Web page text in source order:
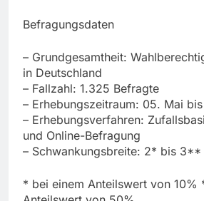
Befragungsdaten
– Grundgesamtheit:
in Deutschland
– Fallzahl: 1.325 Befragte
– Erhebungszeitraum: 05. Mai
– Erhebungsverfahren:
und Online-Befragung
– Schwankungsbreite: 2* bis 3**
* bei einem Anteilswert von 10%